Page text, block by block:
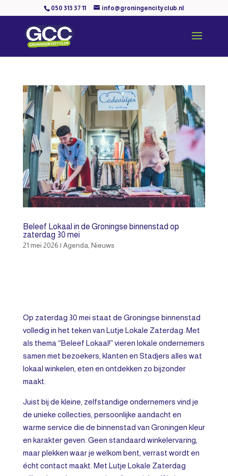
050 313 37 11 info@groningencityclub.nl
Beleef Lokaal in de Groningse binnenstad op
zaterdag 30 mei
21 mei 2026 | Agenda Nieuws
Op zaterdag 30 mei staat de Groningse binnenstad
volledig in het teken van Lutje Lokale Zaterdag. Met
als thema “Beleef Lokaal!” vieren lokale ondernemers
samen met bezoekers, klanten en Stadjers alles wat
lokaal winkelen, eten en ontdekken zo bijzonder
maakt.
Juist bij de kleine, zelfstandige ondernemers vind je
de unieke collecties, persoonlijke aandacht en
warme service die de binnenstad van Groningen kleur
en karakter geven. Geen standaard winkelervaring,
maar plekken waar je welkom bent, verrast wordt en
écht contact maakt. Met Lutje Lokale Zaterdag